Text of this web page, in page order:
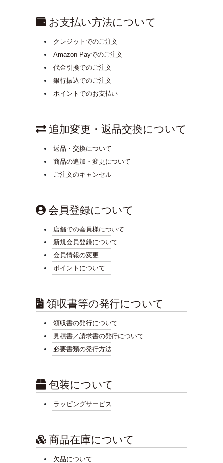
お支払い方法について
クレジットでのご注文
Amazon Payでのご注文
代金引換でのご注文
銀行振込でのご注文
ポイントでのお支払い
追加変更・返品交換について
返品・交換について
商品の追加・変更について
ご注文のキャンセル
会員登録について
店舗での会員様について
新規会員登録について
会員情報の変更
ポイントについて
領収書等の発行について
領収書の発行について
見積書／請求書の発行について
必要書類の発行方法
包装について
ラッピングサービス
商品在庫について
欠品について